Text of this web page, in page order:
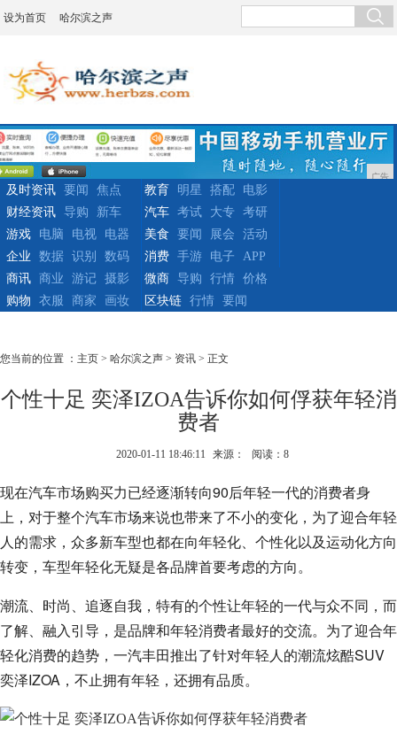
设为首页 哈尔滨之声
广告
及时资讯 要闻
焦点
财经资讯
导购 新车
教育 明星 搭配
电影
汽车
考试 大专
考研
游戏
电脑 电视
电器
企业
数据 识别 数码
美食 要闻 展会
活动
消费
手游 电子
APP
商讯
商业 游记
摄影
购物
衣服 商家 画妆
微商 导购 行情
价格
区块链
行情 要闻
您当前的位置 ： 主页 > 哈尔滨之声 > 资讯 > 正文
个性十足 奕泽IZOA告诉你如何俘获年轻消
费者
2020-01-11 18:46:11 来源： 阅读：8
现在汽车市场购买力已经逐渐转向90后年轻一代的消费者身
上，对于整个汽车市场来说也带来了不小的变化，为了迎合年轻
人的需求，众多新车型也都在向年轻化、个性化以及运动化方向
转变，车型年轻化无疑是各品牌首要考虑的方向。
潮流、时尚、追逐自我，特有的个性让年轻的一代与众不同，而
了解、融入引导，是品牌和年轻消费者最好的交流。为了迎合年
轻化消费的趋势，一汽丰田推出了针对年轻人的潮流炫酷SUV
奕泽IZOA，不止拥有年轻，还拥有品质。